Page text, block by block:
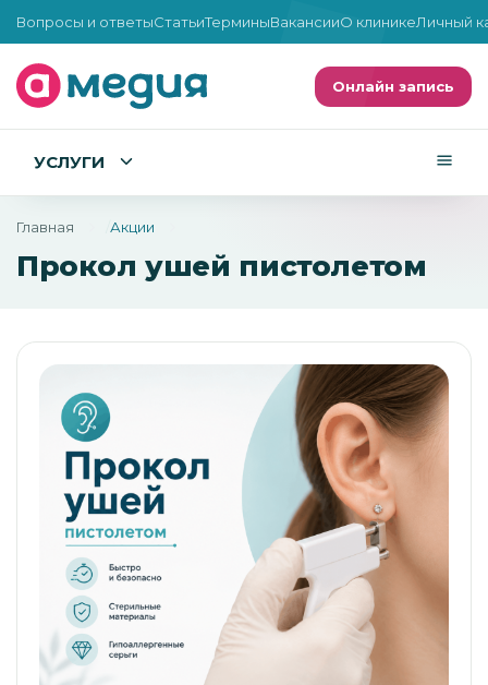
Вопросы и ответыСтатьиТерминыВакансииО клиникеЛичный
Онлайн запись
УСЛУГИ
Главная Акции
Прокол ушей пистолетом